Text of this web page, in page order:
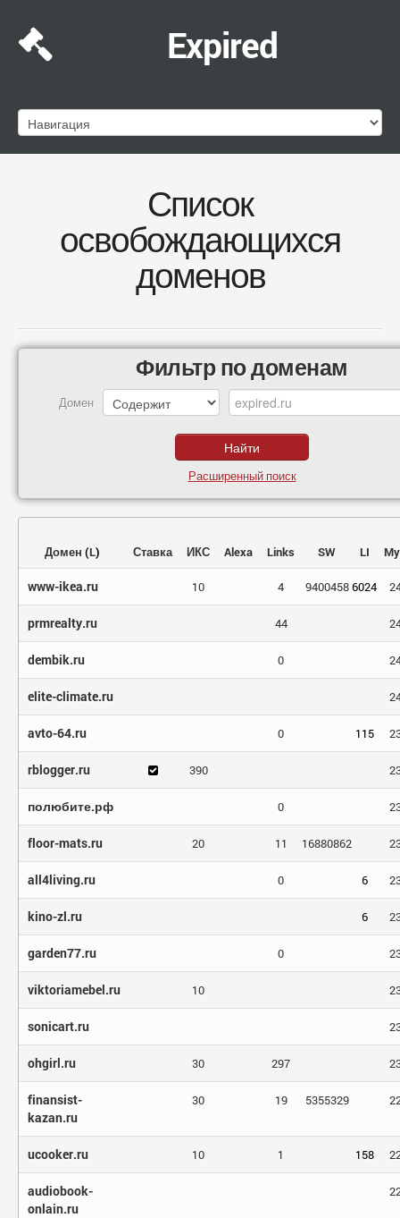
Expired
Список
освобождающихся
доменов
Фильтр по доменам
Домен
Расширенный поиск
Домен (L) Ставка ИКС Alexa Links SW LI
www-ikea.ru 10 4 94004586024
prmrealty.ru 44
dembik.ru 0
elite-climate.ru
avto-64.ru 0 115
rblogger.ru 390
полюбите.рф 0
floor-mats.ru 20 11 16880862
all4living.ru 0 6
kino-zl.ru 6
garden77.ru 0
viktoriamebel.ru 10
sonicart.ru
ohgirl.ru 30 297
finansist-
kazan.ru
30 19 5355329
ucooker.ru 10 1 158
audiobook-
onlain.ru